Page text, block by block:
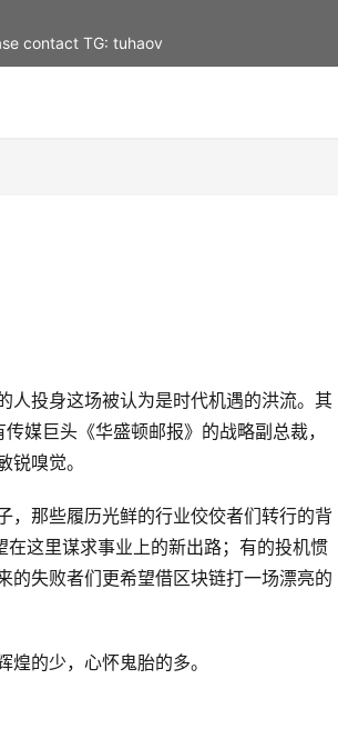
人投身这场被认为是时代机遇的洪流。其
媒巨头《华盛顿邮报》的战略副总裁，
嗅觉。
，那些履历光鲜的行业佼佼者们转行的背
在这里谋求事业上的新出路；有的投机惯
的失败者们更希望借区块链打一场漂亮的
的少，心怀鬼胎的多。
contact TG: tuhaov